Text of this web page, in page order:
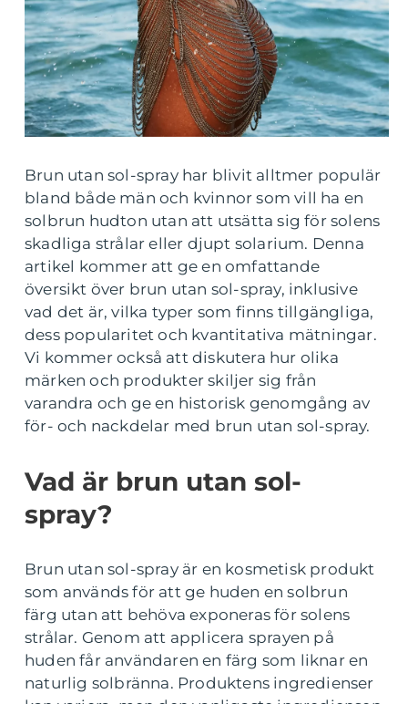
Brun utan sol-spray har blivit alltmer populär
bland både män och kvinnor som vill ha en
solbrun hudton utan att utsätta sig för solens
skadliga strålar eller djupt solarium. Denna
artikel kommer att ge en omfattande
översikt över brun utan sol-spray, inklusive
vad det är, vilka typer som finns tillgängliga,
dess popularitet och kvantitativa mätningar.
Vi kommer också att diskutera hur olika
märken och produkter skiljer sig från
varandra och ge en historisk genomgång av
för- och nackdelar med brun utan sol-spray.
Vad är brun utan sol-
spray?
Brun utan sol-spray är en kosmetisk produkt
som används för att ge huden en solbrun
färg utan att behöva exponeras för solens
strålar. Genom att applicera sprayen på
huden får användaren en färg som liknar en
naturlig solbränna. Produktens ingredienser